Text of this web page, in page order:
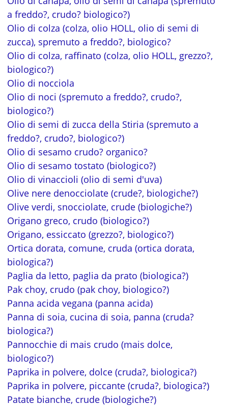
a freddo?, crudo? biologico?)
Olio di colza (colza, olio HOLL, olio di semi di
zucca), spremuto a freddo?, biologico?
Olio di colza, raffinato (colza, olio HOLL, grezzo?,
biologico?)
Olio di nocciola
Olio di noci (spremuto a freddo?, crudo?,
biologico?)
Olio di semi di zucca della Stiria (spremuto a
freddo?, crudo?, biologico?)
Olio di sesamo crudo? organico?
Olio di sesamo tostato (biologico?)
Olio di vinaccioli (olio di semi d'uva)
Olive nere denocciolate (crude?, biologiche?)
Olive verdi, snocciolate, crude (biologiche?)
Origano greco, crudo (biologico?)
Origano, essiccato (grezzo?, biologico?)
Ortica dorata, comune, cruda (ortica dorata,
biologica?)
Paglia da letto, paglia da prato (biologica?)
Pak choy, crudo (pak choy, biologico?)
Panna acida vegana (panna acida)
Panna di soia, cucina di soia, panna (cruda?
biologica?)
Pannocchie di mais crudo (mais dolce,
biologico?)
Paprika in polvere, dolce (cruda?, biologica?)
Paprika in polvere, piccante (cruda?, biologica?)
Patate bianche, crude (biologiche?)